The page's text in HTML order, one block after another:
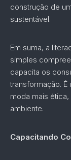
construção de
sustentável.
Em suma, a
simples
capacita os
transformação. É
moda mais
ambiente.
Capacitando